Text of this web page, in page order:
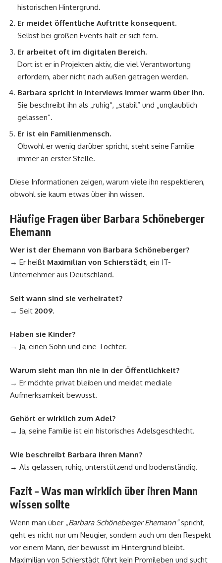
historischen Hintergrund.
Er meidet öffentliche Auftritte konsequent.
Selbst bei großen Events hält er sich fern.
Er arbeitet oft im digitalen Bereich.
Dort ist er in Projekten aktiv, die viel Verantwortung
erfordern, aber nicht nach außen getragen werden.
Barbara spricht in Interviews immer warm über ihn.
Sie beschreibt ihn als „ruhig“, „stabil“ und „unglaublich
gelassen“.
Er ist ein Familienmensch.
Obwohl er wenig darüber spricht, steht seine Familie
immer an erster Stelle.
Diese Informationen zeigen, warum viele ihn respektieren,
obwohl sie kaum etwas über ihn wissen.
Häufige Fragen über Barbara Schöneberger
Ehemann
Wer ist der Ehemann von Barbara Schöneberger?
→ Er heißt Maximilian von Schierstädt, ein IT-
Unternehmer aus Deutschland.
Seit wann sind sie verheiratet?
→ Seit 2009.
Haben sie Kinder?
→ Ja, einen Sohn und eine Tochter.
Warum sieht man ihn nie in der Öffentlichkeit?
→ Er möchte privat bleiben und meidet mediale
Aufmerksamkeit bewusst.
Gehört er wirklich zum Adel?
→ Ja, seine Familie ist ein historisches Adelsgeschlecht.
Wie beschreibt Barbara ihren Mann?
→ Als gelassen, ruhig, unterstützend und bodenständig.
Fazit – Was man wirklich über ihren Mann
wissen sollte
Wenn man über „Barbara Schöneberger Ehemann“spricht,
geht es nicht nur um Neugier, sondern auch um den Respekt
vor einem Mann, der bewusst im Hintergrund bleibt.
Maximilian von Schierstädt führt kein Promileben und sucht